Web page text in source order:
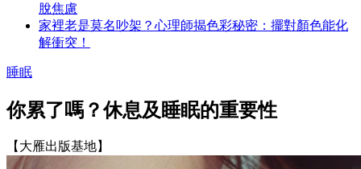
脫焦慮
家裡老是莫名吵架？心理師揭色彩秘密：擺對顏色能化
解衝突！
睡眠
你累了嗎？休息及睡眠的重要性
【大雁出版基地】